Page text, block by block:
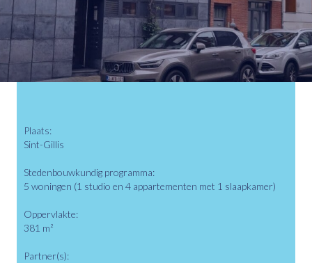
Plaats:
Sint-Gillis
Stedenbouwkundig programma:
5 woningen (1 studio en 4 appartementen met 1 slaapkamer)
Oppervlakte:
381 m²
Partner(s):